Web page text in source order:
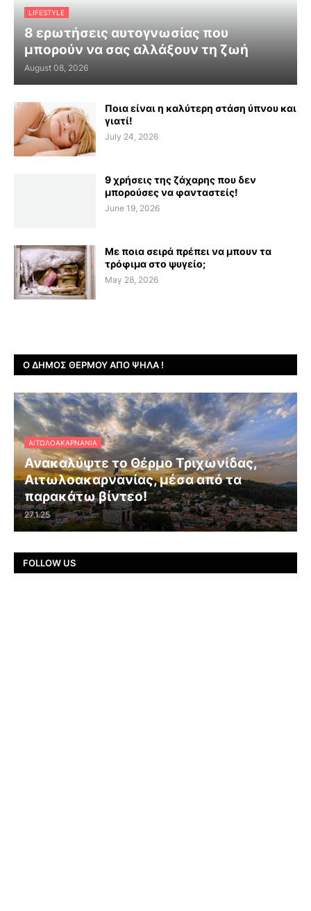
LIFESTYLE
8 ερωτήσεις αυτογνωσίας που
μπορούν να σας αλλάξουν τη ζωή
August 08, 2026
Ποια είναι η καλύτερη στάση ύπνου και
γιατί!
July 24, 2026
9 χρήσεις της ζάχαρης που δεν
μπορούσες να φανταστείς!
June 19, 2026
Με ποια σειρά πρέπει να μπουν τα
τρόφιμα στο ψυγείο;
May 28, 2026
Ο ΔΉΜΟΣ ΘΈΡΜΟΥ ΑΠΌ ΨΗΛΆ !
ΑΙΤΩΛΟΑΚΑΡΝΑΝΊΑ
Ανακαλύψτε το Θέρμο Τριχωνίδας,
Αιτωλοακαρνανίας, μέσα από τα
παρακάτω βίντεο!
27.1.25
FOLLOW US